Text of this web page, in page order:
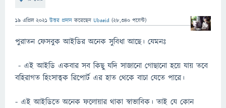
19 এপ্রিল 2021 উত্তর প্রদান করেছেন Ubaeid (28,340 পয়েন্ট)
পুরাতন ফেসবুক আইডির অনেক সুবিধা আছে। যেমনঃ
- এই আইডি একবার সব কিছু যদি সাজানো গোছানো হয়ে যায় তবে
বহিরাগত হিংসাত্বক রিপোর্ট এর হাত থেকে বাচা যেতে পারে।
- এই আইডিতে অনেক ফলোয়ার থাকা স্বাভাবিক। তাই যে কোন